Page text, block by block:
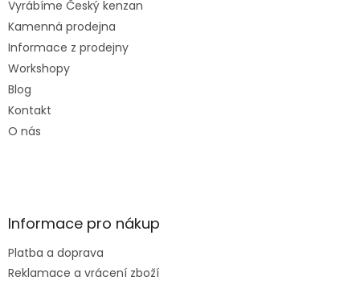
Vyrábíme Český kenzan
Kamenná prodejna
Informace z prodejny
Workshopy
Blog
Kontakt
O nás
Informace pro nákup
Platba a doprava
Reklamace a vrácení zboží